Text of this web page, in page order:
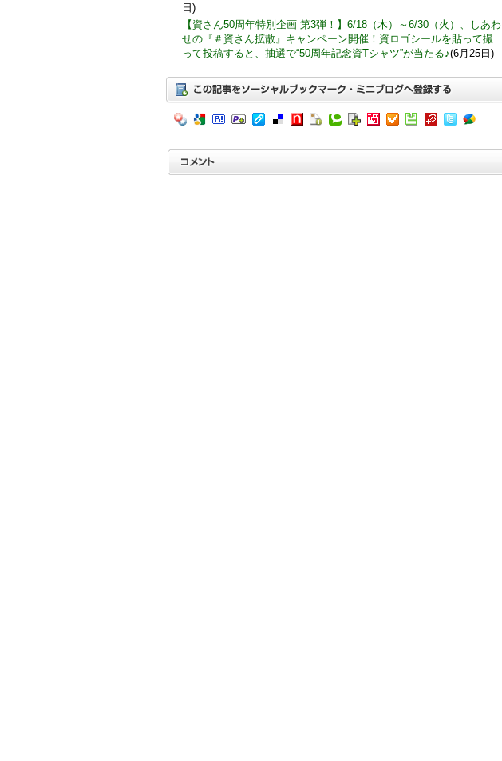
日)
【資さん50周年特別企画 第3弾！】6/18（木）～6/30（火）、しあわ
せの『＃資さん拡散』キャンペーン開催！資ロゴシールを貼って撮
って投稿すると、抽選で“50周年記念資Tシャツ”が当たる♪(6月25日)